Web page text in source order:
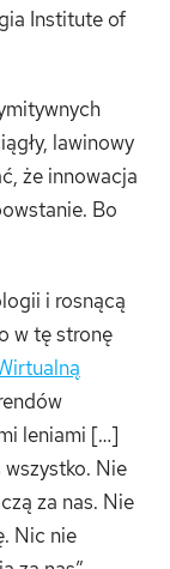
Institute of
lawinowy
że innowacja
Bo
i rosnącą
w tę stronę
leniami […]
wszystko. Nie
za nas. Nie
Nic nie